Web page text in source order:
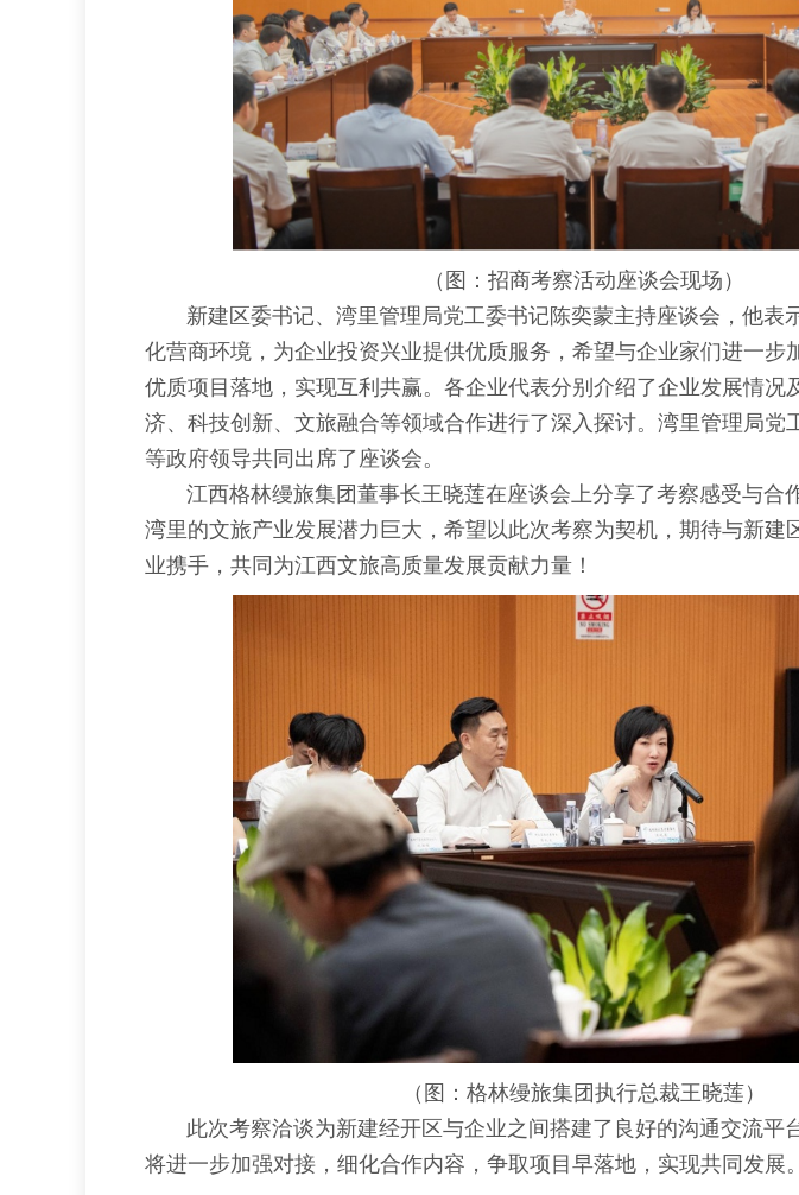
（图：招商考察活动座谈会现场）
新建区委书记、湾里管理局党工委书记陈奕蒙主持座谈会，他表
化营商环境，为企业投资兴业提供优质服务，希望与企业家们进一步
优质项目落地，实现互利共赢。各企业代表分别介绍了企业发展情况
济、科技创新、文旅融合等领域合作进行了深入探讨。湾里管理局党
等政府领导共同出席了座谈会。
江西格林缦旅集团董事长王晓莲在座谈会上分享了考察感受与合
湾里的文旅产业发展潜力巨大，希望以此次考察为契机，期待与新建
业携手，共同为江西文旅高质量发展贡献力量！
（图：格林缦旅集团执行总裁王晓莲）
此次考察洽谈为新建经开区与企业之间搭建了良好的沟通交流平
将进一步加强对接，细化合作内容，争取项目早落地，实现共同发展。